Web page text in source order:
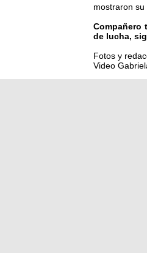
mostraron su
Compañero
de lucha,
Fotos y
Video